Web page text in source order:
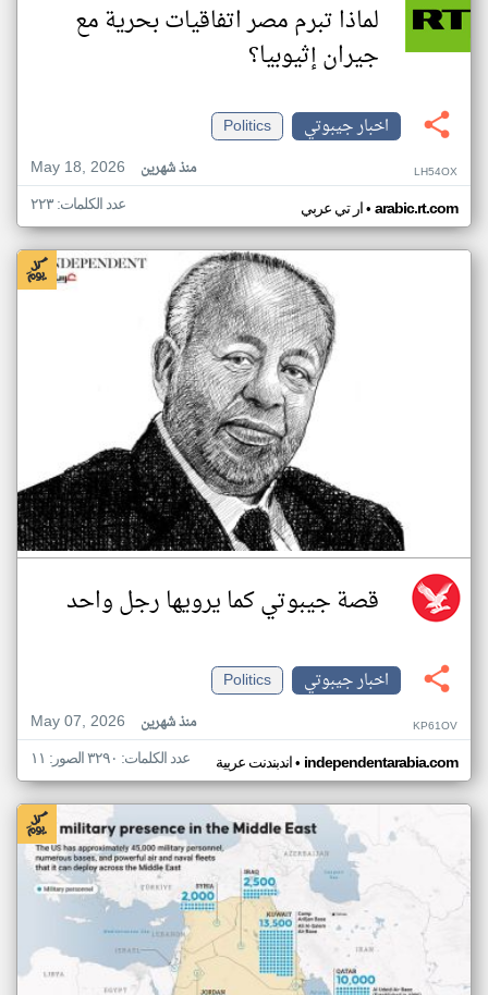
لماذا تبرم مصر اتفاقيات بحرية مع
جيران إثيوبيا؟
اخبار جيبوتي
Politics
May 18, 2026
منذ شهرين LH54OX
ار تي عربي• arabic.rt.com عدد الكلمات: ٢٢٣
قصة جيبوتي كما يرويها رجل واحد
اخبار جيبوتي
Politics
May 07, 2026
منذ شهرين KP61OV
اندبندنت عربية• independentarabia.com عدد الكلمات: ٣٢٩٠ الصور: ١١